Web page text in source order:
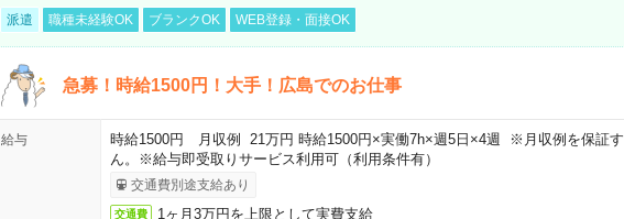
派遣 職種未経験OK ブランクOK WEB登録・面接OK
急募！時給1500円！大手！広島でのお仕事
給与
時給1500円 月収例 21万円 時給1500円×実働7h×週5日×4週 ※月収例を保証す
ん。※給与即受取りサービス利用可（利用条件有）
交通費別途支給あり
交通費 1ヶ月3万円を上限として実費支給